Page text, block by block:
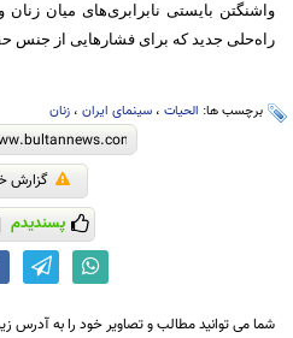
واشنگتن بایستی نابرابری‌های میان
راه‌حلی جدید که برای فشارهایی از جنس
برچسب ها: الحیات ، سینمای ایران ، زنان
گزارش
پسندیدم
شما می توانید مطالب و تصاویر خود را به آدرس